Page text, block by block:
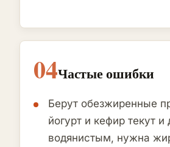
04Частые ошибки
Берут обезжиренные
йогурт и кефир текут
водянистым, нужна